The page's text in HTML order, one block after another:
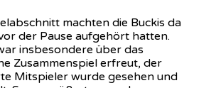
machten die Buckis da
der Pause aufgehört hatten.
insbesondere über das
Zusammenspiel erfreut, der
Mitspieler wurde gesehen und